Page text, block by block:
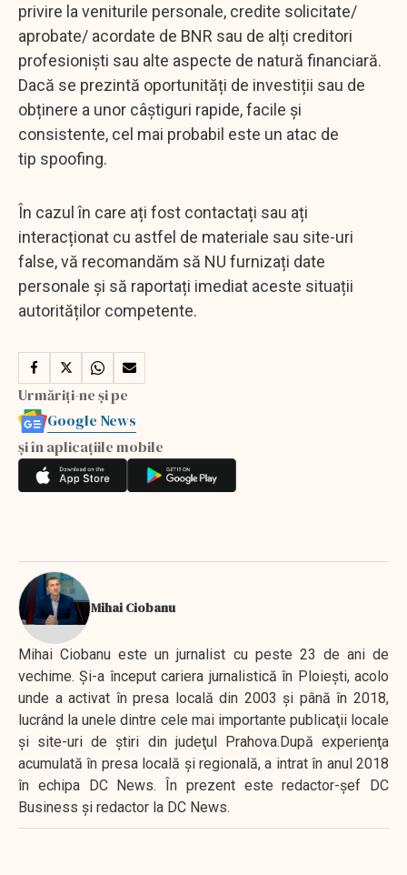
privire la veniturile personale, credite solicitate/
aprobate/ acordate de BNR sau de alți creditori
profesioniști sau alte aspecte de natură financiară.
Dacă se prezintă oportunități de investiții sau de
obținere a unor câștiguri rapide, facile şi
consistente, cel mai probabil este un atac de
tip spoofing.
În cazul în care ați fost contactați sau ați
interacționat cu astfel de materiale sau site-uri
false, vă recomandăm să NU furnizați date
personale și să raportați imediat aceste situații
autorităților competente.
Urmăriți-ne și pe
Google News
și în aplicațiile mobile
Mihai Ciobanu
Mihai Ciobanu este un jurnalist cu peste 23 de ani de
vechime. Şi-a început cariera jurnalistică în Ploieşti, acolo
unde a activat în presa locală din 2003 şi până în 2018,
lucrând la unele dintre cele mai importante publicaţii locale
şi site-uri de ştiri din judeţul Prahova.După experienţa
acumulată în presa locală şi regională, a intrat în anul 2018
în echipa DC News. În prezent este redactor-şef DC
Business şi redactor la DC News.